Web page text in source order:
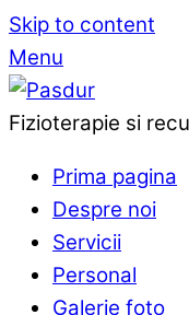
Skip to content
Menu
Fizioterapie si
Prima pagina
Despre noi
Servicii
Personal
Galerie foto